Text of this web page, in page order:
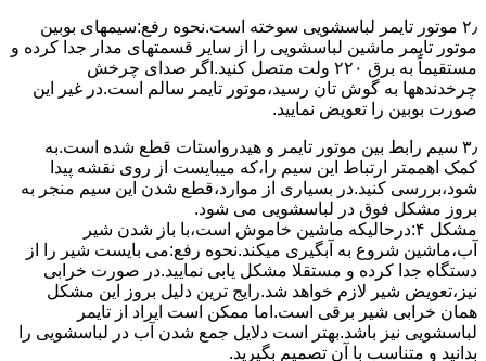
۲٫ ﻣﻮﺗﻮر ﺗﺎﯾﻤﺮ لباسشویی ﺳﻮﺧﺘﻪ اﺳﺖ.نحوه رﻓﻊ:سیمهای ﺑﻮﺑﯿﻦ
ﻣﻮﺗﻮر ﺗﺎﯾﻤﺮ ماشین لباسشویی را از ﺳﺎﯾﺮ قسمتهای ﻣﺪار ﺟﺪا کرده و
مستقیماً ﺑﻪ برق ۲۲۰ وﻟﺖ ﻣﺘﺼﻞ کنید.اﮔﺮ ﺻﺪای ﭼﺮﺧﺶ
چرخدندهها به گوش تان رﺳﯿﺪ،ﻣﻮﺗﻮر ﺗﺎﯾﻤﺮ ﺳﺎﻟﻢ اﺳﺖ.در ﻏﯿﺮ اﯾﻦ
ﺻﻮرت ﺑﻮﺑﯿﻦ را ﺗﻌﻮﯾﺾ ﻧﻤﺎﯾﯿﺪ.
۳٫ ﺳﯿﻢ راﺑﻂ ﺑﯿﻦ ﻣﻮﺗﻮر ﺗﺎﯾﻤﺮ و ﻫﯿﺪرواﺳﺘﺎت ﻗﻄﻊ ﺷﺪه اﺳﺖ.به
کمک اهممتر ارﺗﺒﺎط اﯾﻦ ﺳﯿﻢ را،ﮐﻪ میبایست از روی ﻧﻘﺸﻪ ﭘﯿﺪا
ﺷﻮد،بررسی ﮐﻨﯿﺪ.در ﺑﺴﯿﺎری از موارد،ﻗﻄﻊ ﺷﺪن اﯾﻦ ﺳﯿﻢ ﻣﻨﺠﺮ ﺑﻪ
ﺑﺮوز مشکل ﻓﻮق در لباسشویی می شود.
مشکل ۴:درحالیکه ﻣﺎﺷﯿﻦ ﺧﺎﻣﻮش اﺳﺖ،ﺑﺎ ﺑﺎز ﺷﺪن ﺷﯿﺮ
آب،ﻣﺎﺷﯿﻦ ﺷﺮوع ﺑﻪ آﺑﮕﯿﺮی میکند.نحوه رﻓﻊ:می بایست ﺷﯿﺮ را از
دستگاه جدا کرده و مستقلا مشکل یابی نمایید.در صورت خرابی
نیز،تعویض شیر لازم خواهد شد.رایج ترین دلیل بروز این مشکل
همان خرابی شیر برقی است.اما ممکن است ایراد از تایمر
لباسشویی نیز باشد.بهتر است دلایل جمع شدن آب در لباسشویی را
بدانید و متناسب با آن تصمیم بگیرید.